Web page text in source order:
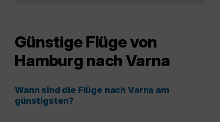
Günstige Flüge von
Hamburg nach Varna
Wann sind die Flüge nach Varna am
günstigsten?